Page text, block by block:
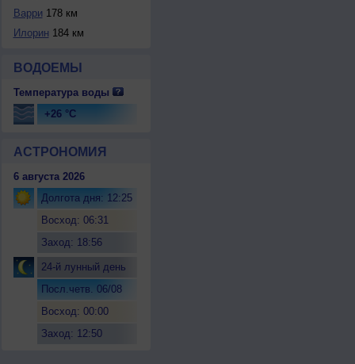
Варри 178 км
Илорин 184 км
ВОДОЕМЫ
Температура воды
+26 °C
АСТРОНОМИЯ
6 августа 2026
Долгота дня: 12:25
Восход: 06:31
Заход: 18:56
24-й лунный день
Посл.четв. 06/08
Восход: 00:00
Заход: 12:50